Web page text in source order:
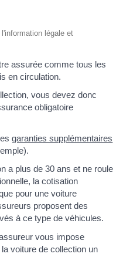
légale et
assurée comme tous les
en circulation.
vous devez donc
obligatoire
garanties supplémentaires
a plus de 30 ans et ne roule
la cotisation
pour une voiture
proposent des
à ce type de véhicules.
vous impose
voiture de collection un